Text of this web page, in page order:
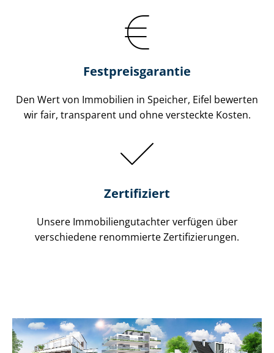
Festpreis​garantie
Den Wert von Immobilien in Speicher, Eifel bewerten
wir fair, transparent und ohne versteckte Kosten.
Zertifiziert
Unsere Immobilien­gutachter verfügen über
verschiedene renommierte Zer­ti­fi­zie­run­gen.